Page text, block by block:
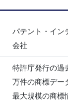
パテント・イン
会社
特許庁発行の過
万件の商標デー
最大規模の商標